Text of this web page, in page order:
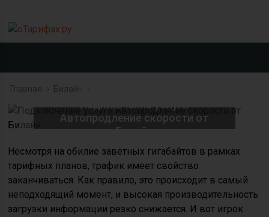
Главная Билайн
Подключение услуги
Автопродление скорости от
Билайн
Несмотря на обилие заветных гигабайтов в рамках
тарифных планов, трафик имеет свойство
заканчиваться. Как правило, это происходит в самый
неподходящий момент, и высокая производительность
загрузки информации резко снижается. И вот игрок